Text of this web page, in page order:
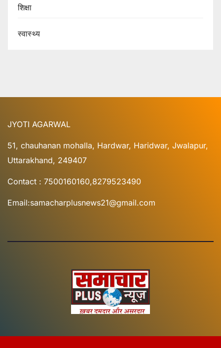
शिक्षा
स्वास्थ्य
JYOTI AGARWAL
51, chauhanan mohalla, Hardwar, Haridwar, Jwalapur,
Uttarakhand, 249407
Contact : 7500160160,8279523490
Email:samacharplusnews21@gmail.com